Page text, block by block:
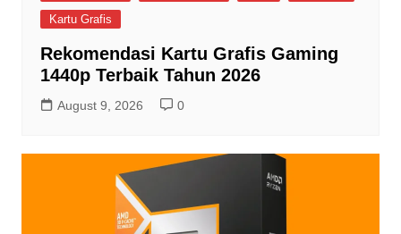
Kartu Grafis
Rekomendasi Kartu Grafis Gaming
1440p Terbaik Tahun 2026
August 9, 2026 0